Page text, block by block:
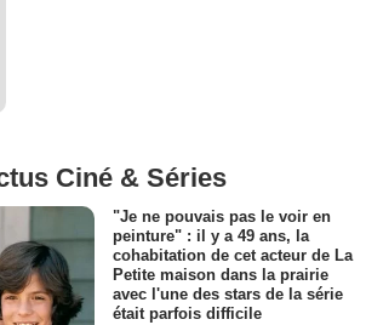
Ciné & Séries
"Je ne pouvais pas le voir en
peinture" : il y a 49 ans, la
cohabitation de cet acteur de La
Petite maison dans la prairie
avec l'une des stars de la série
était parfois difficile